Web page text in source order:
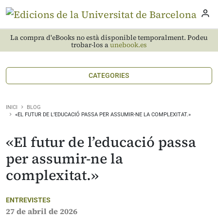
La compra d'eBooks no està disponible temporalment. Podeu
trobar-los aunebook.es
CATEGORIES
INICI
BLOG
«EL FUTUR DE L’EDUCACIÓ PASSA PER ASSUMIR-NE LA COMPLEXITAT.»
«El futur de l’educació passa
per assumir-ne la
complexitat.»
ENTREVISTES
27 de abril de 2026